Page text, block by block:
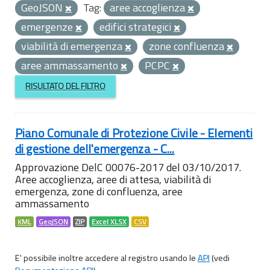
GeoJSON
Tag: aree accoglienza
emergenze
edifici strategici
viabilità di emergenza
zone confluenza
aree ammassamento
PCPC
RISULTATO DEL FILTRO
Piano Comunale di Protezione Civile - Elementi
di gestione dell'emergenza - C...
Approvazione DelC 00076-2017 del 03/10/2017.
Aree accoglienza, aree di attesa, viabilità di
emergenza, zone di confluenza, aree
ammassamento
KML GeoJSON ZIP Excel XLSX CSV
E' possibile inoltre accedere al registro usando leAPI(vedi